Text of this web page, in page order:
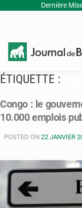
Dernière
ÉTIQUETTE :
Congo : le
10.000 emplois
POSTED ON 22 JANVIER